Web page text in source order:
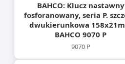
BAHCO: Klucz nastawny
fosforanowany, seria P.
dwukierunkowa
BAHCO 9070 P
9070 P